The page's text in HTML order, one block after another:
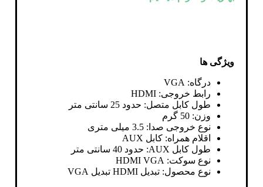
ویژگی ها
درگاه: VGA
رابط خروجی: HDMI
طول کابل متصل: حدود 25 سانتی متر
وزن: 50 گرم
نوع خروجی صدا: 3.5 میلی متری
اقلام همراه: کابل AUX
طول کابل AUX: حدود 40 سانتی متر
نوع سوکت: HDMI VGA
نوع محصول: تبدیل HDMI تبدیل VGA